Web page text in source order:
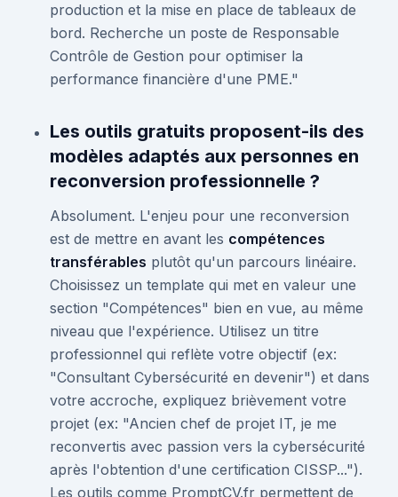
production et la mise en place de tableaux de
bord. Recherche un poste de Responsable
Contrôle de Gestion pour optimiser la
performance financière d'une PME."
Les outils gratuits proposent-ils des
modèles adaptés aux personnes en
reconversion professionnelle ?
Absolument. L'enjeu pour une reconversion
est de mettre en avant les compétences
transférables plutôt qu'un parcours linéaire.
Choisissez un template qui met en valeur une
section "Compétences" bien en vue, au même
niveau que l'expérience. Utilisez un titre
professionnel qui reflète votre objectif (ex:
"Consultant Cybersécurité en devenir") et dans
votre accroche, expliquez brièvement votre
projet (ex: "Ancien chef de projet IT, je me
reconvertis avec passion vers la cybersécurité
après l'obtention d'une certification CISSP...").
Les outils comme PromptCV.fr permettent de